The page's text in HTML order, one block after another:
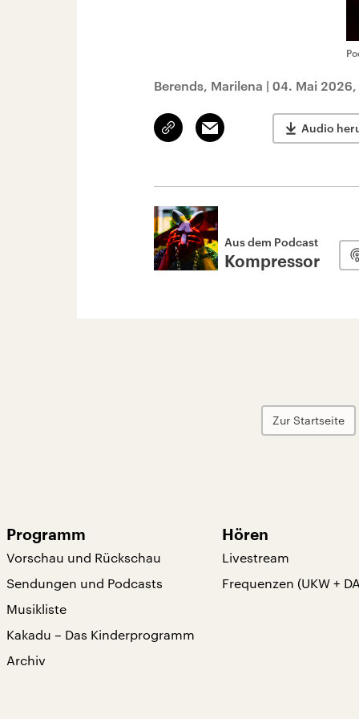
Berends, Marilena | 04. Mai
Link
kopieren/teilen
Email Audio
Aus dem Podcast
Kompressor
Zur Startseite
Programm
Vorschau und Rückschau
Sendungen und Podcasts
Musikliste
Kakadu – Das Kinderprogramm
Archiv
Hören
Livestream
Frequenzen (UKW +